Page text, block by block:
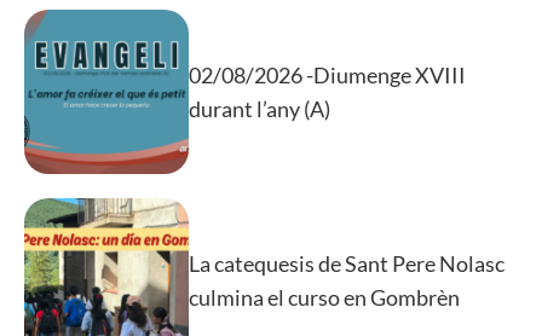
02/08/2026 -Diumenge XVIII
durant l’any (A)
La catequesis de Sant Pere Nolasc
culmina el curso en Gombrèn